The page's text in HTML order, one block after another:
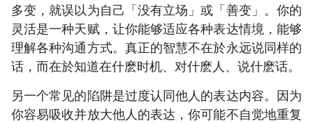
多变，就误以为自己「没有立场」或「善变」。你的
灵活是一种天赋，让你能够适应各种表达情境，能够
理解各种沟通方式。真正的智慧不在於永远说同样的
话，而在於知道在什麽时机、对什麽人、说什麽话。
另一个常见的陷阱是过度认同他人的表达内容。因为
你容易吸收并放大他人的表达，你可能不自觉地重复